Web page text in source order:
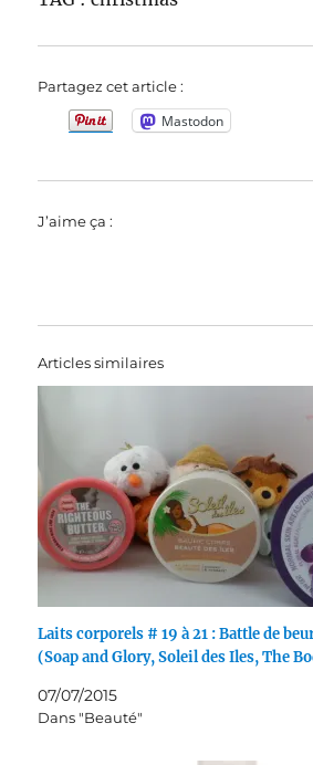
Partagez cet article :
Mastodon
J’aime ça :
Articles similaires
Laits corporels # 19 à 21 : Battle de
(Soap and Glory, Soleil des Iles, The
07/07/2015
Dans "Beauté"